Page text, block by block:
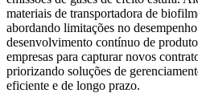
materiais de transportadora de
abordando limitações no
desenvolvimento contínuo de
empresas para capturar novos
priorizando soluções de
eficiente e de longo prazo.